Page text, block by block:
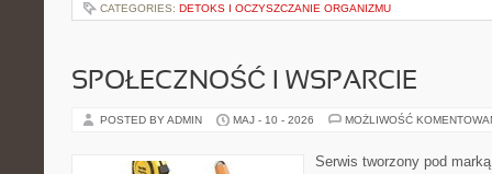
CATEGORIES: DETOKS I OCZYSZCZANIE ORGANIZMU
SPOŁECZNOŚĆ I WSPARCIE
POSTED BY ADMIN MAJ - 10 - 2026 MOŻLIWOŚĆ
Serwis tworzony pod